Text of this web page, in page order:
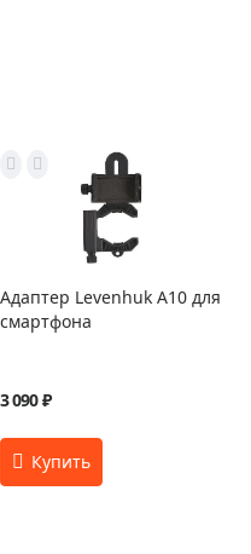
Адаптер Levenhuk A10 для
смартфона
3 090 ₽